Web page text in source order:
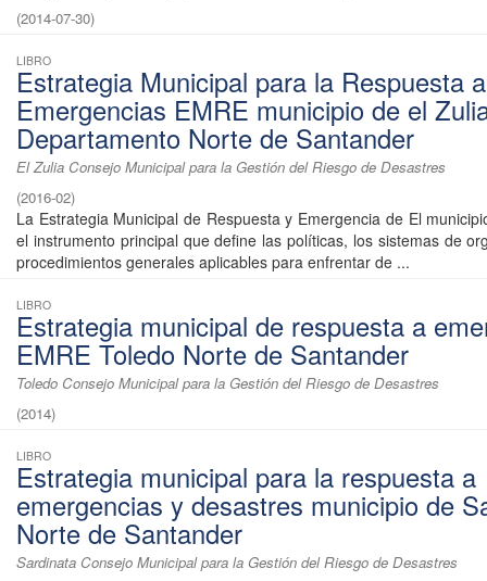
(2014-07-30)
LIBRO
Estrategia Municipal para la Respuesta a
Emergencias EMRE municipio de el
Departamento Norte de Santander
El Zulia Consejo Municipal para la Gestión del Riesgo de Desastres
(2016-02)
La Estrategia Municipal de Respuesta y Emergencia de El
el instrumento principal que define las políticas, los sistemas de
procedimientos generales aplicables para enfrentar de ...
LIBRO
Estrategia municipal de respuesta a
EMRE Toledo Norte de Santander
Toledo Consejo Municipal para la Gestión del Riesgo de Desastres
(2014)
LIBRO
Estrategia municipal para la respuesta a
emergencias y desastres municipio de
Norte de Santander
Sardinata Consejo Municipal para la Gestión del Riesgo de Desastres